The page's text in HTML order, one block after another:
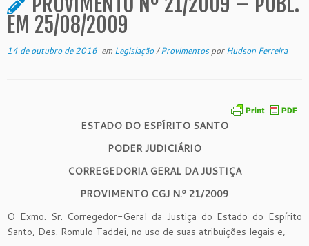
EM 25/08/2009
14 de outubro de 2016 em Legislação/ProvimentosporHudson Ferreira
ESTADO DO ESPÍRITO SANTO
PODER JUDICIÁRIO
CORREGEDORIA GERAL DA JUSTIÇA
PROVIMENTO CGJ N.º 21/2009
O Exmo. Sr. Corregedor-Geral da Justiça do Estado do Espírito
Santo, Des. Romulo Taddei, no uso de suas atribuições legais e,